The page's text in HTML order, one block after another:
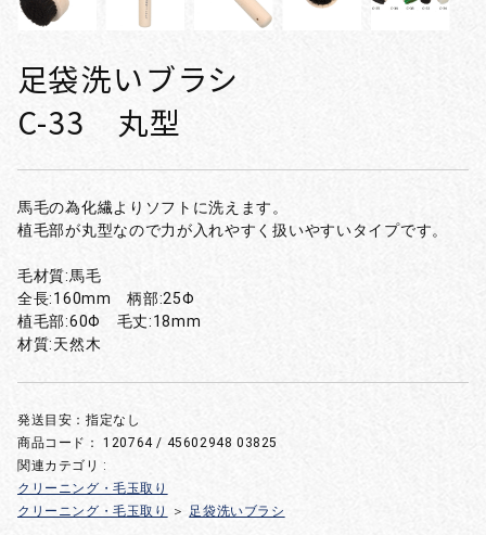
足袋洗いブラシ
C-33 丸型
馬毛の為化繊よりソフトに洗えます。
植毛部が丸型なので力が入れやすく扱いやすいタイプです。
毛材質:馬毛
全長:160mm 柄部:25Φ
植毛部:60Φ 毛丈:18mm
材質:天然木
発送目安：指定なし
商品コード：120764 / 45602948 03825
関連カテゴリ :
クリーニング・毛玉取り
クリーニング・毛玉取り
＞ 足袋洗いブラシ